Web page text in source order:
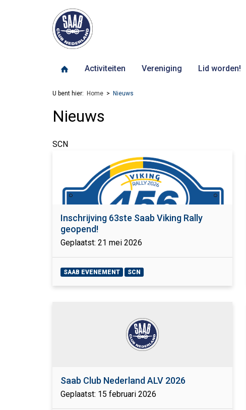
Activiteiten Vereniging Lid worden!
U bent hier: Home Nieuws
Nieuws
SCN
Inschrijving 63ste Saab Viking Rally
geopend!
Geplaatst: 21 mei 2026
SAAB EVENEMENT SCN
Saab Club Nederland ALV 2026
Geplaatst: 15 februari 2026